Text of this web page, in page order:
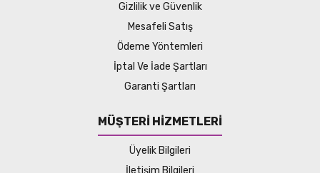
Gizlilik ve Güvenlik
Mesafeli Satış
Ödeme Yöntemleri
İptal Ve İade Şartları
Garanti Şartları
MÜŞTERİ HİZMETLERİ
Üyelik Bilgileri